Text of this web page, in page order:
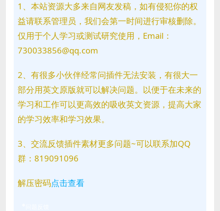
1、本站资源大多来自网友发稿，如有侵犯你的权
益请联系管理员，我们会第一时间进行审核删除。
仅用于个人学习或测试研究使用，Email：
730033856@qq.com
2、有很多小伙伴经常问插件无法安装，有很大一
部分用英文原版就可以解决问题。以便于在未来的
学习和工作可以更高效的吸收英文资源，提高大家
的学习效率和学习效果。
3、交流反馈插件素材更多问题~可以联系加QQ
群：819091096
解压密码点击查看